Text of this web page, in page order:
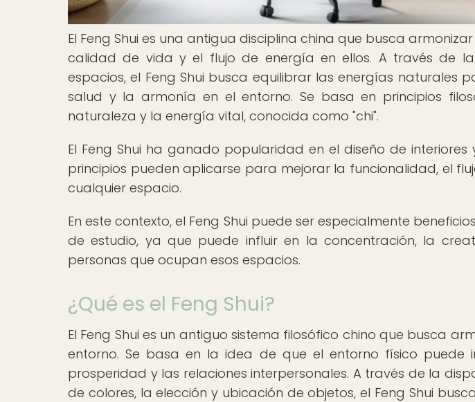
El Feng Shui es una antigua disciplina china que busca
calidad de vida y el flujo de energía en ellos. A través de
espacios, el Feng Shui busca equilibrar las energías naturales
salud y la armonía en el entorno. Se basa en principios
naturaleza y la energía vital, conocida como "chi".
El Feng Shui ha ganado popularidad en el diseño de
principios pueden aplicarse para mejorar la funcionalidad, el
cualquier espacio.
En este contexto, el Feng Shui puede ser especialmente
de estudio, ya que puede influir en la concentración, la
personas que ocupan esos espacios.
¿Qué es el Feng Shui?
El Feng Shui es un antiguo sistema filosófico chino que busca
entorno. Se basa en la idea de que el entorno físico puede
prosperidad y las relaciones interpersonales. A través de la
de colores, la elección y ubicación de objetos, el Feng Shui